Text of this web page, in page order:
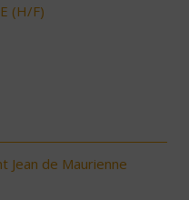
(H/F)
Jean de Maurienne